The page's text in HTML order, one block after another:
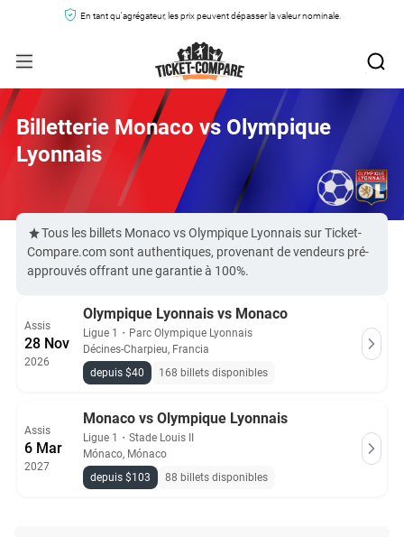
En tant qu'agrégateur, les prix peuvent dépasser la valeur nominale.
Billetterie Monaco vs Olympique
Lyonnais
Tous les billets Monaco vs Olympique Lyonnais sur Ticket-
Compare.com sont authentiques, provenant de vendeurs pré-
approuvés offrant une garantie à 100%.
Assis
28 Nov
2026
Olympique Lyonnais vs Monaco
Ligue 1 ・ Parc Olympique Lyonnais
Décines-Charpieu, Francia
depuis $40
168 billets disponibles
Assis
6 Mar
2027
Monaco vs Olympique Lyonnais
Ligue 1 ・ Stade Louis II
Mónaco, Mónaco
depuis $103
88 billets disponibles